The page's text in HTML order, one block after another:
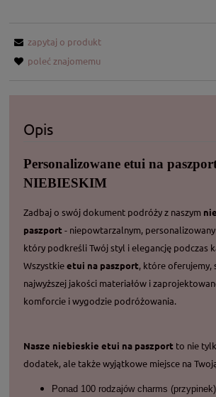
zapytaj o produkt
poleć znajomemu
Opis
Personalizowane etui na
NIEBIESKIM
Zadbaj o swój dokument podróży z naszym
paszport- niepowtarzalnym,
który podkreśli Twój styl i elegancję podczas
Wszystkieetui na paszport, które oferujemy,
najwyższej jakości materiałów i
komforcie i wygodzie podróżowania.
Nasze niebieskie etui na paszport to nie
dodatek, ale także wyjątkowe miejsce na
Ponad 100 rodzajów charms